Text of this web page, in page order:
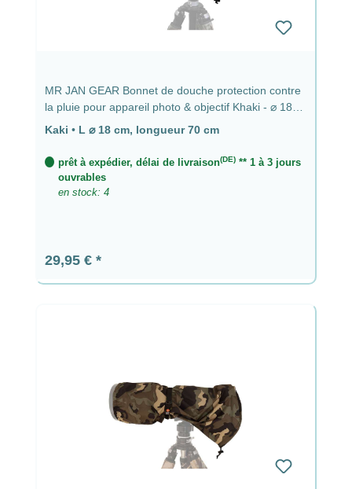
MR JAN GEAR Bonnet de douche protection contre
la pluie pour appareil photo & objectif Khaki - ⌀ 18
cm, longueur 70 cm
Kaki • L ⌀ 18 cm, longueur 70 cm
prêt à expédier, délai de livraison(DE)** 1 à 3 jours
ouvrables
en stock: 4
Prix régulier :
29,95 €